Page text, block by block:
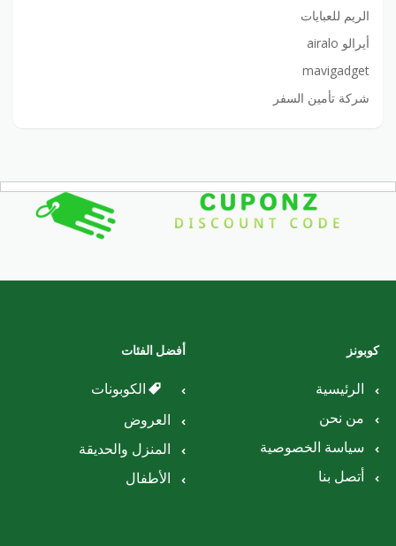
الريم للعبايات
أيرالو airalo
mavigadget
شركة تأمين السفر
كوبونز
الرئيسية
من نحن
سياسة الخصوصية
أتصل بنا
أفضل الفئات
الكوبونات
العروض
المنزل والحديقة
الأطفال